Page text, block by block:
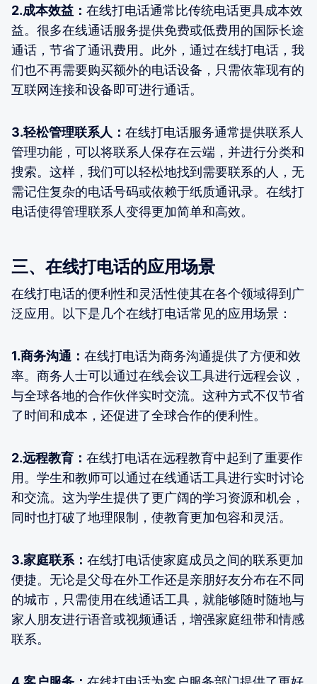
2.成本效益： 在线打电话通常比传统电话更具成本效
益。很多在线通话服务提供免费或低费用的国际长途
通话，节省了通讯费用。此外，通过在线打电话，我
们也不再需要购买额外的电话设备，只需依靠现有的
互联网连接和设备即可进行通话。
3.轻松管理联系人： 在线打电话服务通常提供联系人
管理功能，可以将联系人保存在云端，并进行分类和
搜索。这样，我们可以轻松地找到需要联系的人，无
需记住复杂的电话号码或依赖于纸质通讯录。在线打
电话使得管理联系人变得更加简单和高效。
三、在线打电话的应用场景
在线打电话的便利性和灵活性使其在各个领域得到广
泛应用。以下是几个在线打电话常见的应用场景：
1.商务沟通： 在线打电话为商务沟通提供了方便和效
率。商务人士可以通过在线会议工具进行远程会议，
与全球各地的合作伙伴实时交流。这种方式不仅节省
了时间和成本，还促进了全球合作的便利性。
2.远程教育： 在线打电话在远程教育中起到了重要作
用。学生和教师可以通过在线通话工具进行实时讨论
和交流。这为学生提供了更广阔的学习资源和机会，
同时也打破了地理限制，使教育更加包容和灵活。
3.家庭联系： 在线打电话使家庭成员之间的联系更加
便捷。无论是父母在外工作还是亲朋好友分布在不同
的城市，只需使用在线通话工具，就能够随时随地与
家人朋友进行语音或视频通话，增强家庭纽带和情感
联系。